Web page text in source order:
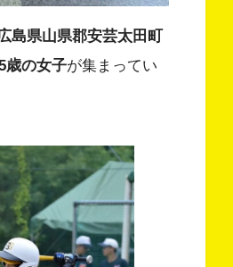
島県山県郡安芸太田町
歳の女子が集まってい